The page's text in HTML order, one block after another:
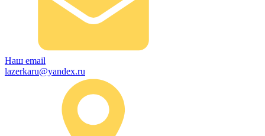
Наш email
lazerkaru@yandex.ru